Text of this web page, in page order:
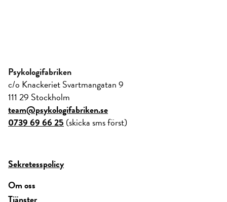
Psykologifabriken
c/o Knackeriet Svartmangatan 9
111 29 Stockholm
team@psykologifabriken.se
0739 69 66 25 (skicka sms först)
Sekretesspolicy
Om oss